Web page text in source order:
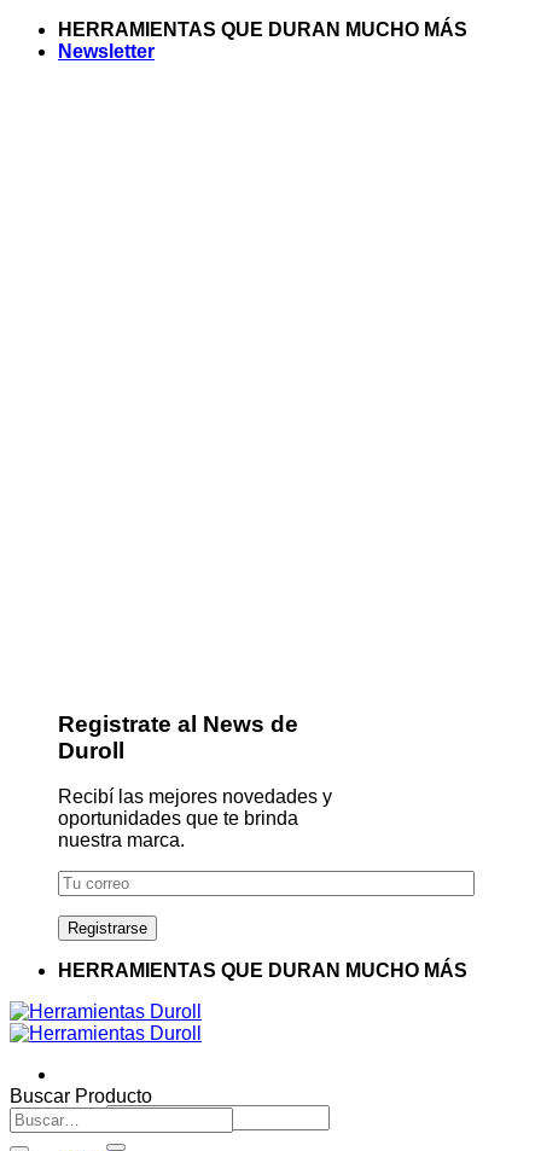
Saltar
HERRAMIENTAS QUE DURAN MUCHO MÁS
Newsletter
Registrate al News de
Duroll
Recibí las mejores novedades y
oportunidades que te brinda
nuestra marca.
HERRAMIENTAS QUE DURAN MUCHO MÁS
Buscar
por:
Buscar Producto
Buscar
por: